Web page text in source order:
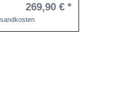
269,90 € *